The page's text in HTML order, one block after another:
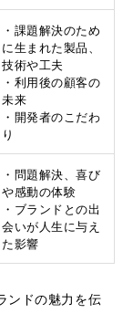
・課題解決のため
に生まれた製品、
技術や工夫
・利用後の顧客の
未来
・開発者のこだわ
り
・問題解決、喜び
や感動の体験
・ブランドとの出
会いが人生に与え
た影響
ンドの魅力を伝